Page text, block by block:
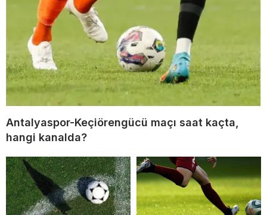
Antalyaspor-Keçiörengücü maçı saat kaçta,
hangi kanalda?